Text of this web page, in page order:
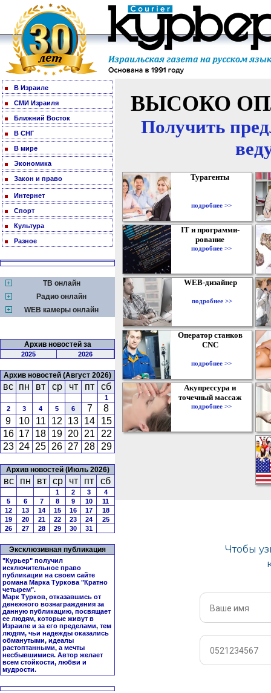
В Израиле
СМИ Израиля
Ближний Восток
В СНГ
В мире
Экономика
Закон и право
Интернет
Спорт
Культура
Разное
ТВ онлайн
Радио онлайн
WEB камеры онлайн
Архив новостей за
2025 2026
Архив новостей (Август 2026)
вс пн вт ср чт пт сб
1
2
3 4 5 6 7
8
9
10 11 12 13 14
15
16 17 18 19 20 21
22
23 24 25 26 27 28 29
Архив новостей (Июль 2026)
вс пн вт ср чт пт сб
1 2 3
4
5
6 7 8 9 10
11
12
13 14 15 16 17
18
19
20 21 22 23 24
25
26
27 28 29 30 31
Эксклюзивная публикация
"Курьер" получил
исключительное право
публикации на своем сайте
романа Марка Туркова "Кратно
четырем".
Марк Турков, отказавшись от
денежного вознаграждения за
данную публикацию, посвящает
ее людям, которые живут в
Израиле и за его пределами, тем
людям, чьи надежды оказались
обманутыми, идеалы
растоптанными, а мечты
несбывшимися. Автор желает
всем стойкости, любви и
мудрости.
ВЫСОКО
Получить
Турагенты
подробнее >>
IT и программи-
рование
подробнее >>
WEB-дизайнер
подробнее >>
Оператор станков
CNC
подробнее >>
Акупрессура и
точечный массаж
подробнее >>